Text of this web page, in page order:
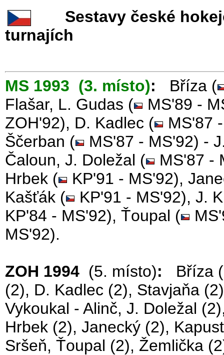
Sestavy české
turnajích
MS 1993 (3. místo): Bříza (
Flašar, L. Gudas (
MS'89 -
ZOH'92), D. Kadlec (
MS'87
Ščerban (
MS'87 - MS'92) -
Čaloun, J. Doležal (
MS'87 -
Hrbek (
KP'91 - MS'92),
Kašťák (
KP'91 - MS'92), J.
KP'84 - MS'92), Ťoupal (
MS'92).
ZOH 1994 (5. místo): Bříza
(2), D. Kadlec (2), Stavjaňa
Vykoukal - Alinč, J. Doležal
Hrbek (2), Janecký (2),
Sršeň, Ťoupal (2), Žemlička